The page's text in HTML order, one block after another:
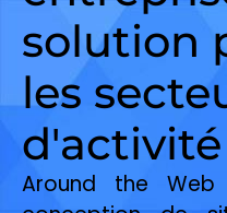
solution
les
d'activité
Around the